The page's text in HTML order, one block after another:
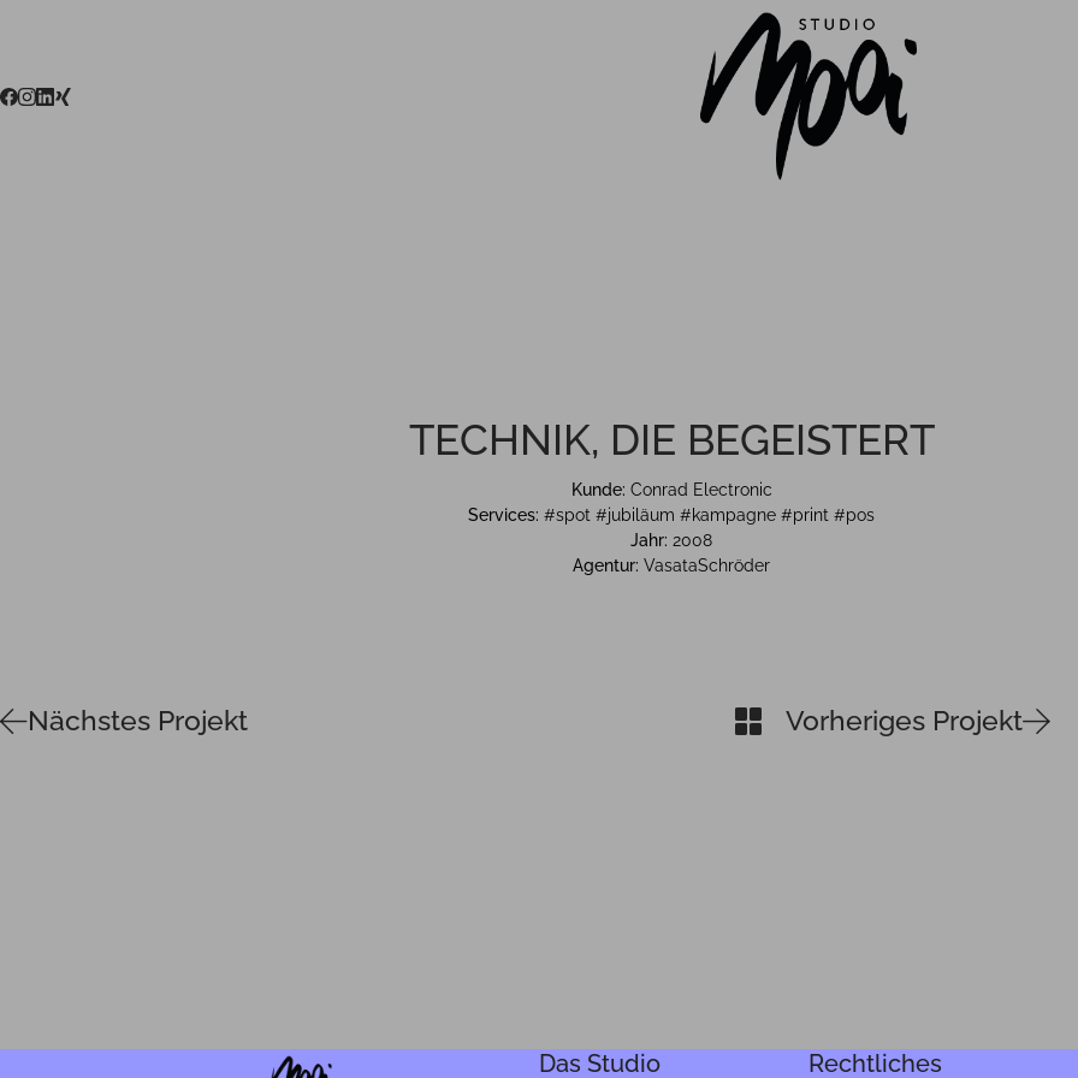
TECHNIK, DIE BEGEISTERT
Kunde: Conrad Electronic
Services: #spot #jubiläum #kampagne #print #pos
Jahr: 2008
Agentur: VasataSchröder
Vorheriges Projekt
Nächstes Projekt
Das Studio Rechtliches